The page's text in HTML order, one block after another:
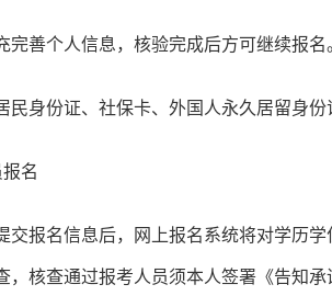
善个人信息，核验完成后方可继续报名
身份证、社保卡、外国人永久居留身份
名
报名信息后，网上报名系统将对学历
核查通过报考人员须本人签署《告知